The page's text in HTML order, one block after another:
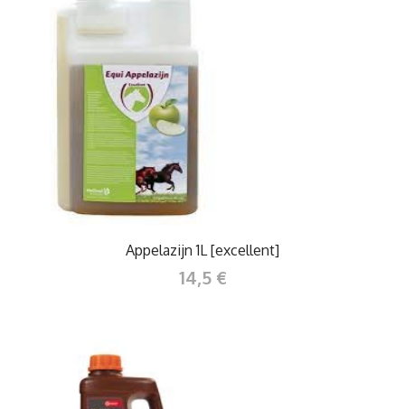
Appelazijn 1L [excellent]
14,5 €